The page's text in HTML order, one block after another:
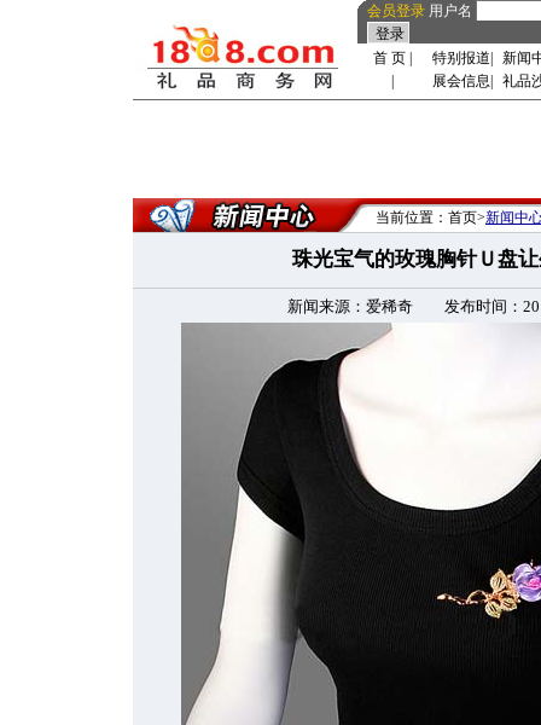
会员登录 用户名
首 页 特别报道
新闻
展会信息 礼品
当前位置：首页>新闻中
珠光宝气的玫瑰胸针Ｕ盘
新闻来源：爱稀奇 发布时间：